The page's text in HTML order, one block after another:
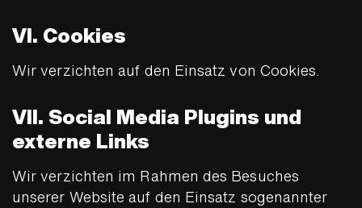
VI. Cookies
Wir verzichten auf den Einsatz von Cookies.
VII. Social Media Plugins und
externe Links
Wir verzichten im Rahmen des Besuches
unserer Website auf den Einsatz sogenannter